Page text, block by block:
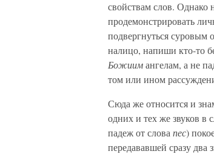
свойствам слов. Однако
продемонстрировать
подвергнуться
налицо, напиши кто-то
Божиимангелам, а не
том или ином
Сюда же относится и
одних и тех же звуков в
падеж от слова пес)
передававшей сразу два